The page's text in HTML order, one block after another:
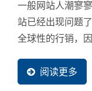
一般网站人潮寥
站已经出现问题
全球性的行销，
阅读更多